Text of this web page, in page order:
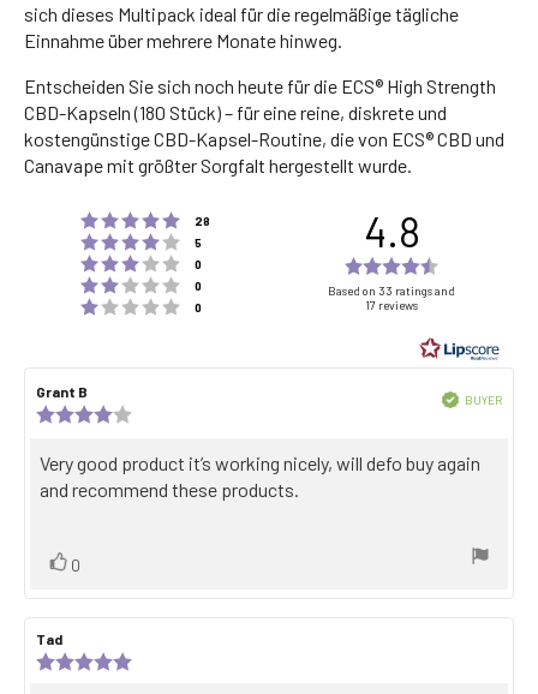
sich dieses Multipack ideal für die regelmäßige tägliche
Einnahme über mehrere Monate hinweg.
Entscheiden Sie sich noch heute für die ECS® High Strength
CBD-Kapseln (180 Stück) – für eine reine, diskrete und
kostengünstige CBD-Kapsel-Routine, die von ECS® CBD und
Canavape mit größter Sorgfalt hergestellt wurde.
Rating 5 out of 5 stars
28
Rating 4 out of 5 stars
5
Rating 3 out of 5 stars
0
Rating 2 out of 5 stars
0
Rating 1 out of 5 stars
0
4.8
4.8
of
5
stars
Based on 33 ratings and
17 reviews
Review
author:
Grant B
date:
out
of
BUYER
Review
text:
Very good product it’s working nicely, will defo buy again
and recommend these products.
Vote
0
Review
author:
Tad
date: